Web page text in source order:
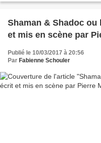
Shaman & Shadoc ou
et mis en scène par
Publié le 10/03/2017 à 20:56
Par Fabienne Schouler